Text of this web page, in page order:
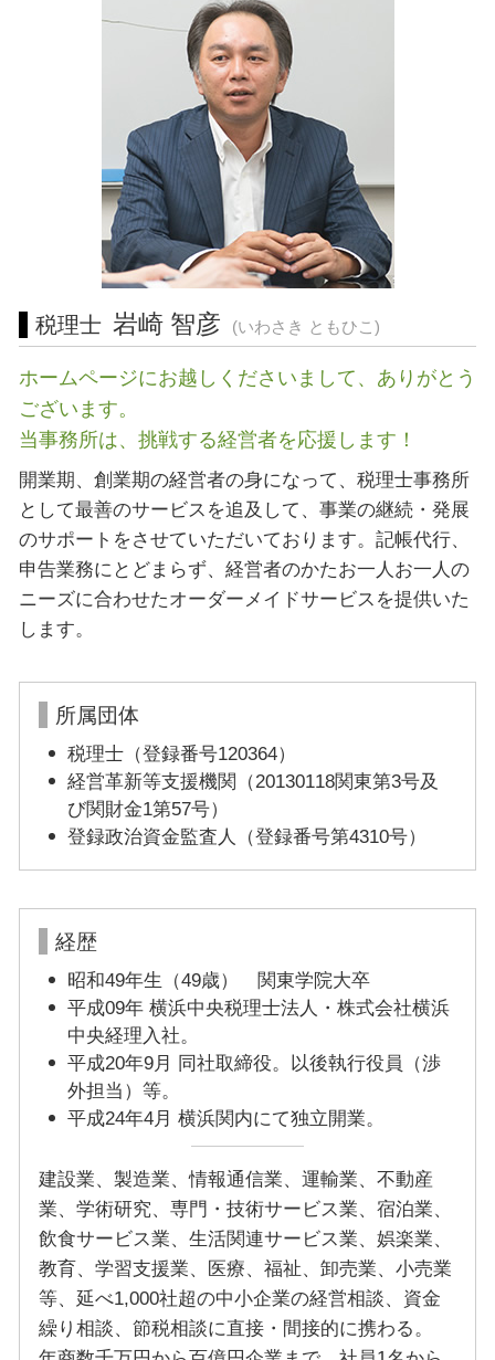
所得拡大促進税制 とは
中小企業再生支援協議会 とは
建設業 許認可
食品衛生責任者 資格
起業支援 静岡県 税理士 相談
税務相談 岐阜県 相談
経営相談 愛知県 税理士 相談
会社設立 岐阜県 税理士
起業支援 東京都 税理士
営業 許認可 申請 愛知県 税理士
起業支援 静岡県 税理士
経営相談 川崎市 相談
会社設立 藤沢市 税理士 相談
営業 許認可 申請 岐阜県 相談
税理士 岩崎 智彦 (いわさき ともひこ)
ホームページにお越しくださいまして、ありがとう
ございます。
当事務所は、挑戦する経営者を応援します！
開業期、創業期の経営者の身になって、税理士事務所
として最善のサービスを追及して、事業の継続・発展
のサポートをさせていただいております。記帳代行、
申告業務にとどまらず、経営者のかたお一人お一人の
ニーズに合わせたオーダーメイドサービスを提供いた
します。
所属団体
税理士（登録番号120364）
経営革新等支援機関（20130118関東第3号及
び関財金1第57号）
登録政治資金監査人（登録番号第4310号）
経歴
昭和49年生（49歳） 関東学院大卒
平成09年 横浜中央税理士法人・株式会社横浜
中央経理入社。
平成20年9月 同社取締役。以後執行役員（渉
外担当）等。
平成24年4月 横浜関内にて独立開業。
建設業、製造業、情報通信業、運輸業、不動産
業、学術研究、専門・技術サービス業、宿泊業、
飲食サービス業、生活関連サービス業、娯楽業、
教育、学習支援業、医療、福祉、卸売業、小売業
等、延べ1,000社超の中小企業の経営相談、資金
繰り相談、節税相談に直接・間接的に携わる。